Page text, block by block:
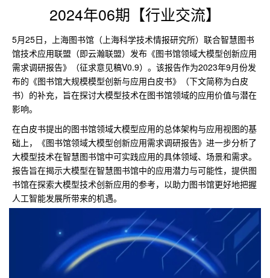
2024年06期【行业交流】
5月25日，上海图书馆（上海科学技术情报研究所）联合智慧图书
馆技术应用联盟（即云瀚联盟）发布《图书馆领域大模型创新应用
需求调研报告》（征求意见稿V0.9）。该报告作为2023年9月份发
布的《图书馆大规模模型创新与应用白皮书》（下文简称为白皮
书）的补充，旨在探讨大模型技术在图书馆领域的应用价值与潜在
影响。
在白皮书提出的图书馆领域大模型应用的总体架构与应用视图的基
础上，《图书馆领域大模型创新应用需求调研报告》进一步分析了
大模型技术在智慧图书馆中可实践应用的具体领域、场景和需求。
报告旨在揭示大模型在智慧图书馆中的应用潜力与可能性，提供图
书馆在探索大模型技术创新应用的参考，以助力图书馆更好地把握
人工智能发展所带来的机遇。